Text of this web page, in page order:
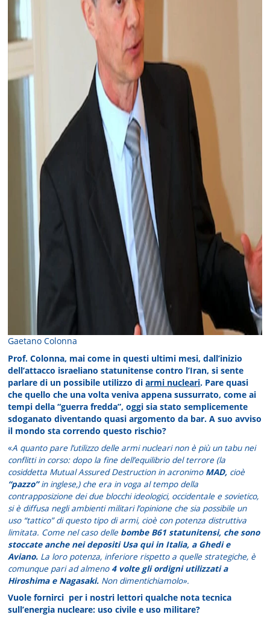
Gaetano Colonna
Prof. Colonna, mai come in questi ultimi mesi, dall’inizio
dell’attacco israeliano statunitense contro l’Iran, si sente
parlare di un possibile utilizzo diarmi nucleari. Pare quasi
che quello che una volta veniva appena sussurrato, come ai
tempi della “guerra fredda”, oggi sia stato semplicemente
sdoganato diventando quasi argomento da bar. A suo avviso
il mondo sta correndo questo rischio?
«A quanto pare l’utilizzo delle armi nucleari non è più un tabu nei
conflitti in corso: dopo la fine dell’equilibrio del terrore (la
cosiddetta Mutual Assured Destruction in acronimo MAD, cioè
“pazzo”in inglese,) che era in voga al tempo della
contrapposizione dei due blocchi ideologici, occidentale e sovietico,
si è diffusa negli ambienti militari l’opinione che sia possibile un
uso “tattico” di questo tipo di armi, cioè con potenza distruttiva
limitata. Come nel caso delle bombe B61 statunitensi, che sono
stoccate anche nei depositi Usa qui in Italia, a Ghedi e
Aviano. La loro potenza, inferiore rispetto a quelle strategiche, è
comunque pari ad almeno4 volte gli ordigni utilizzati a
Hiroshima e Nagasaki. Non dimentichiamolo».
Vuole fornirci per i nostri lettori qualche nota tecnica
sull’energia nucleare: uso civile e uso militare?